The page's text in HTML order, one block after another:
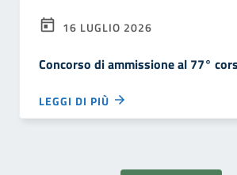
16 LUGLIO 2026
Concorso di ammissione al 77°
LEGGI DI PIÙ